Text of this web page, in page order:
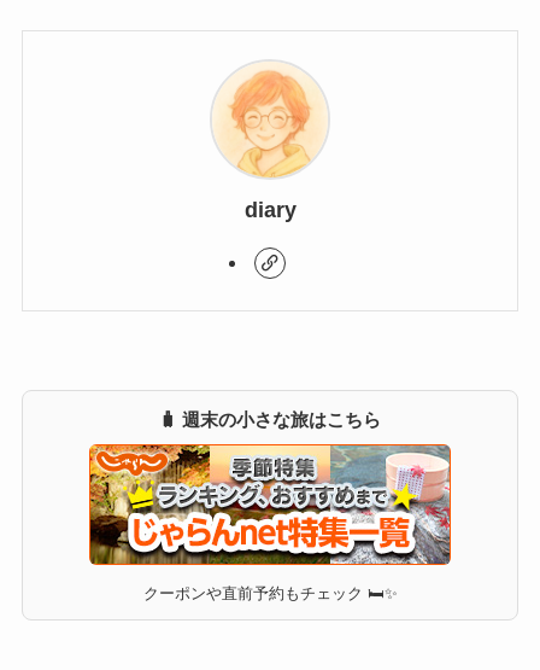
diary
🧳 週末の小さな旅はこちら
クーポンや直前予約もチェック 🛏✨